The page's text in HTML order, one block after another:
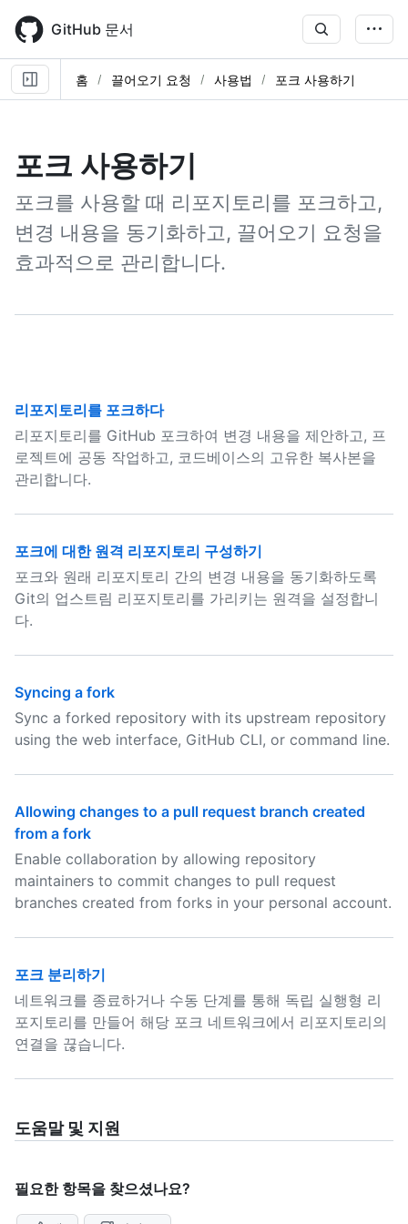
main
content
GitHub 문서
홈 끌어오기 요청 사용법 포크 사용하기
포크 사용하기
포크를 사용할 때 리포지토리를 포크하고,
변경 내용을 동기화하고, 끌어오기 요청을
효과적으로 관리합니다.
리포지토리를 포크하다
리포지토리를 GitHub 포크하여 변경 내용을 제안하고, 프
로젝트에 공동 작업하고, 코드베이스의 고유한 복사본을
관리합니다.
포크에 대한 원격 리포지토리 구성하기
포크와 원래 리포지토리 간의 변경 내용을 동기화하도록
Git의 업스트림 리포지토리를 가리키는 원격을 설정합니
다.
Syncing a fork
Sync a forked repository with its upstream repository
using the web interface, GitHub CLI, or command line.
Allowing changes to a pull request branch created
from a fork
Enable collaboration by allowing repository
maintainers to commit changes to pull request
branches created from forks in your personal account.
포크 분리하기
네트워크를 종료하거나 수동 단계를 통해 독립 실행형 리
포지토리를 만들어 해당 포크 네트워크에서 리포지토리의
연결을 끊습니다.
도움말 및 지원
필요한 항목을 찾으셨나요?